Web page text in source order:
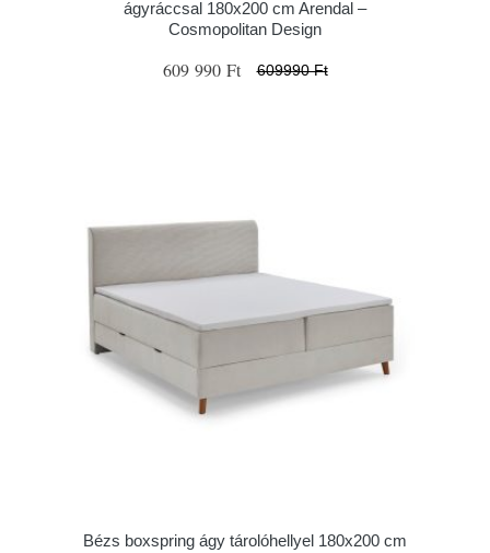
ágyráccsal 180x200 cm Arendal –
Cosmopolitan Design
609 990 Ft 609990 Ft
Bézs boxspring ágy tárolóhellyel 180x200 cm